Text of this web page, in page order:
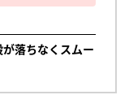
落ちなくスムー